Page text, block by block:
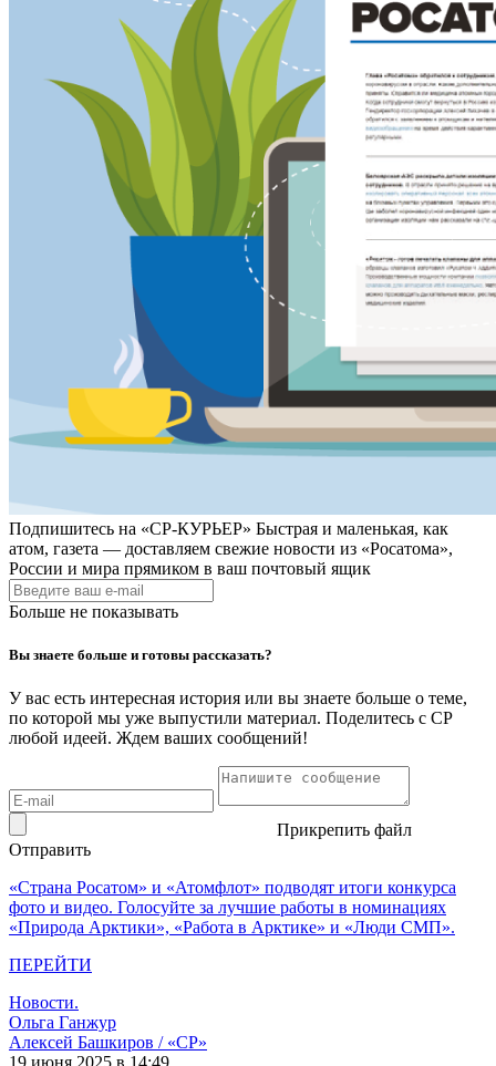
Подпишитесь на «СР-КУРЬЕР» Быстрая и маленькая, как
атом, газета — доставляем свежие новости из «Росатома»,
России и мира прямиком в ваш почтовый ящик
Больше не показывать
Вы знаете больше и готовы рассказать?
У вас есть интересная история или вы знаете больше о теме,
по которой мы уже выпустили материал. Поделитесь с СР
любой идеей. Ждем ваших сообщений!
Прикрепить файл
Отправить
«Страна Росатом» и «Атомфлот» подводят итоги конкурса
фото и видео. Голосуйте за лучшие работы в номинациях
«Природа Арктики», «Работа в Арктике» и «Люди СМП».
ПЕРЕЙТИ
Новости.
Ольга Ганжур
Алексей Башкиров / «СР»